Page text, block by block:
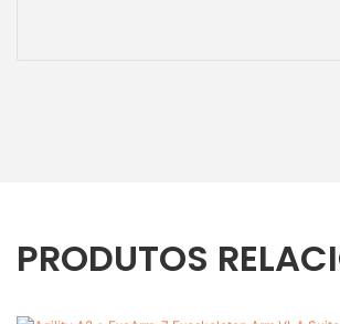
PRODUTOS